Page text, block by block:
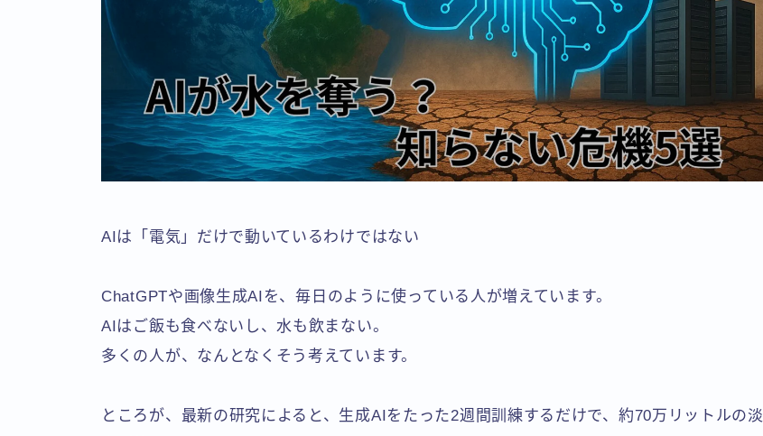
AIは「電気」だけで動いているわけではない
ChatGPTや画像生成AIを、毎日のように使っている人が増えています。
AIはご飯も食べないし、水も飲まない。
多くの人が、なんとなくそう考えています。
ところが、最新の研究によると、生成AIをたった2週間訓練するだけで、約70万リットルの淡